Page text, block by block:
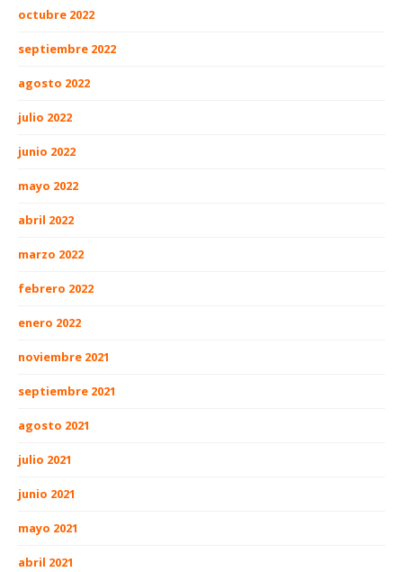
octubre 2022
septiembre 2022
agosto 2022
julio 2022
junio 2022
mayo 2022
abril 2022
marzo 2022
febrero 2022
enero 2022
noviembre 2021
septiembre 2021
agosto 2021
julio 2021
junio 2021
mayo 2021
abril 2021